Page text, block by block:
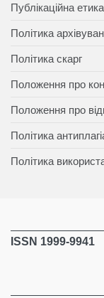
Публікаційна етика
Політика
Політика скарг
Положення про
Положення про
Політика
Політика
ISSN 1999-9941